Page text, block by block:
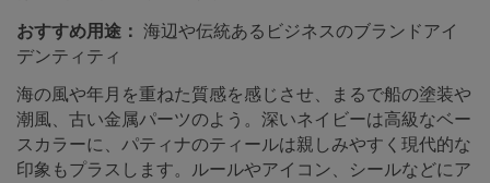
おすすめ用途： 海辺や伝統あるビジネスのブランドアイ
デンティティ
海の風や年月を重ねた質感を感じさせ、まるで船の塗装や
潮風、古い金属パーツのよう。深いネイビーは高級なベー
スカラーに、パティナのティールは親しみやすく現代的な
印象もプラスします。ルールやアイコン、シールなどにア